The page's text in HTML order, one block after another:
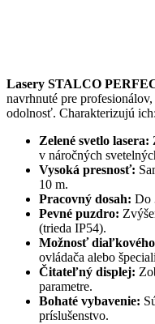
Lasery STALCO
navrhnuté pre
odolnosť. Charakterizujú ich:
Zelené svetlo lasera:
v náročných
Vysoká presnosť:
10 m.
Pracovný dosah: Do
Pevné puzdro:
(trieda IP54).
Možnosť
ovládača alebo
Čitateľný displej:
parametre.
Bohaté vybavenie:
príslušenstvo.